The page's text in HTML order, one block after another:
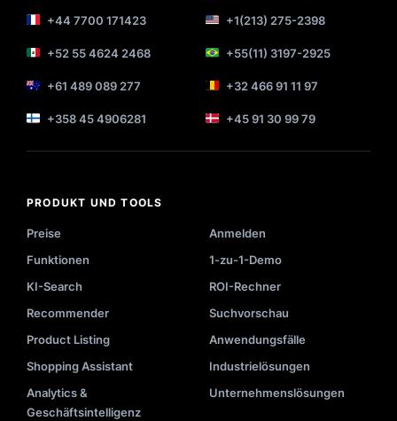
+44 7700 171423 +1(213) 275-2398
+52 55 4624 2468 +55(11) 3197-2925
+61 489 089 277 +32 466 91 11 97
+358 45 4906281 +45 91 30 99 79
PRODUKT UND TOOLS
Preise
Anmelden
Funktionen
1-zu-1-Demo
KI-Search
ROI-Rechner
Recommender
Suchvorschau
Product Listing
Anwendungsfälle
Shopping Assistant
Industrielösungen
Analytics &
Geschäftsintelligenz
Unternehmenslösungen